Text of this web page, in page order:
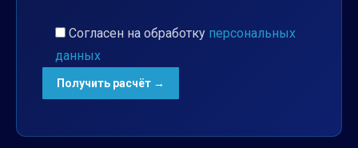
Согласен на обработку персональных
данных